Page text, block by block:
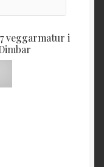
veggarmatur i